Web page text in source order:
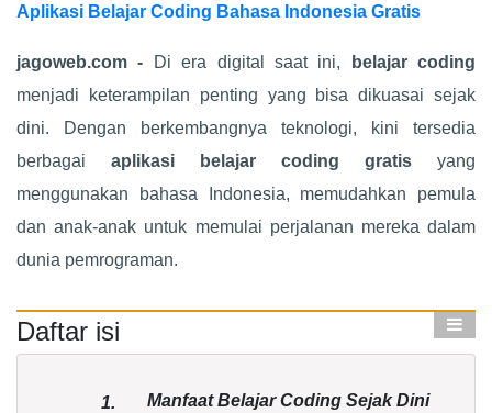
Aplikasi Belajar Coding Bahasa Indonesia Gratis
jagoweb.com - Di era digital saat ini,
belajar coding
menjadi keterampilan penting yang bisa dikuasai sejak
dini. Dengan berkembangnya teknologi, kini tersedia
berbagai aplikasi belajar coding gratis yang
menggunakan bahasa Indonesia, memudahkan pemula
dan anak-anak untuk memulai perjalanan mereka dalam
dunia pemrograman.
Daftar isi
1. Manfaat Belajar Coding Sejak Dini